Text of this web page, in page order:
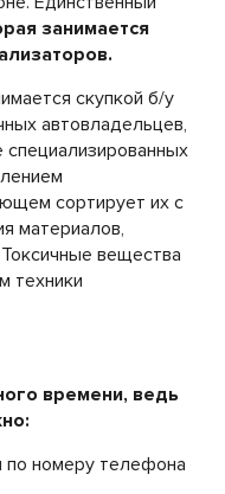
занимается
скупкой б/у
автовладельцев,
сортирует их с
материалов,
вещества
техники
времени, ведь
по номеру телефона